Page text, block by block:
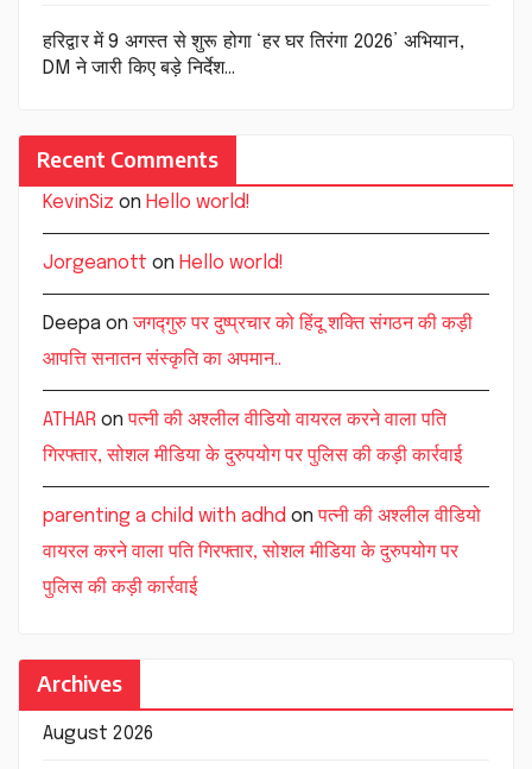
हरिद्वार में 9 अगस्त से शुरू होगा ‘हर घर तिरंगा 2026’ अभियान,
DM ने जारी किए बड़े निर्देश…
Recent Comments
KevinSiz on Hello world!
Jorgeanott on Hello world!
Deepa onजगद्गुरु पर दुष्प्रचार को हिंदू शक्ति संगठन की कड़ी
आपत्ति सनातन संस्कृति का अपमान..
ATHAR onपत्नी की अश्लील वीडियो वायरल करने वाला पति
गिरफ्तार, सोशल मीडिया के दुरुपयोग पर पुलिस की कड़ी कार्रवाई
parenting a child with adhd onपत्नी की अश्लील वीडियो
वायरल करने वाला पति गिरफ्तार, सोशल मीडिया के दुरुपयोग पर
पुलिस की कड़ी कार्रवाई
Archives
August 2026